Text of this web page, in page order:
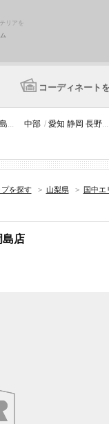
リアを
コーディネート
... 中部 / 愛知 静岡 長野...
を探す > 山梨県 > 国中エ
店